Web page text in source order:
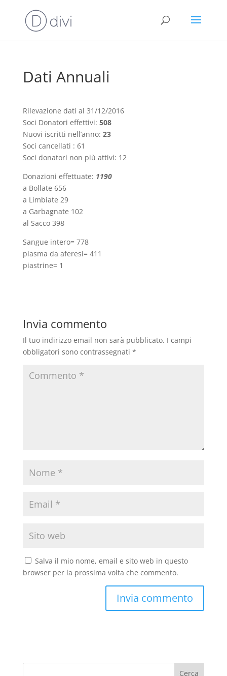
Dati Annuali
Rilevazione dati al 31/12/2016
Soci Donatori effettivi: 508
Nuovi iscritti nell’anno: 23
Soci cancellati : 61
Soci donatori non più attivi: 12
Donazioni effettuate: 1190
a Bollate 656
a Limbiate 29
a Garbagnate 102
al Sacco 398
Sangue intero= 778
plasma da aferesi= 411
piastrine= 1
Invia commento
Il tuo indirizzo email non sarà pubblicato. I campi
obbligatori sono contrassegnati *
Salva il mio nome, email e sito web in questo
browser per la prossima volta che commento.